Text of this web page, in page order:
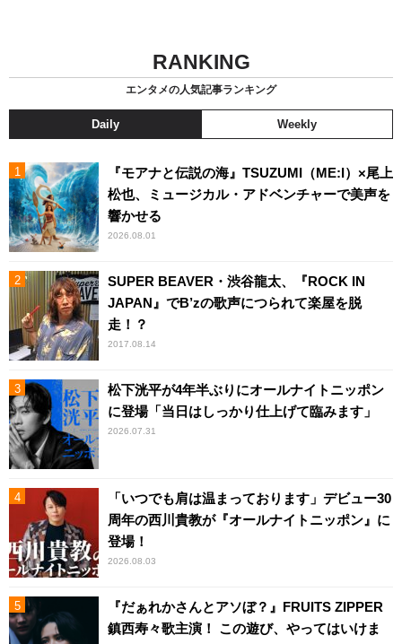
RANKING
エンタメの人気記事ランキング
Daily Weekly
『モアナと伝説の海』TSUZUMI（ME:I）×尾上
松也、ミュージカル・アドベンチャーで美声を
響かせる
2026.08.01
SUPER BEAVER・渋谷龍太、『ROCK IN
JAPAN』でB’zの歌声につられて楽屋を脱
走！？
2017.08.14
松下洸平が4年半ぶりにオールナイトニッポン
に登場「当日はしっかり仕上げて臨みます」
2026.07.31
「いつでも肩は温まっております」デビュー30
周年の西川貴教が『オールナイトニッポン』に
登場！
2026.08.03
『だぁれかさんとアソぼ？』FRUITS ZIPPER
鎮西寿々歌主演！ この遊び、やってはいけま